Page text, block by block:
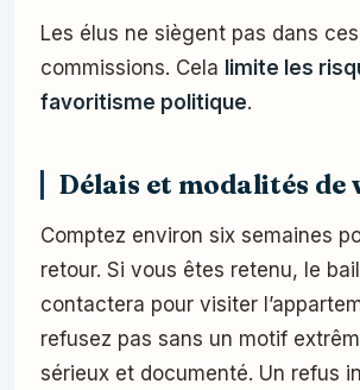
Les élus ne siègent pas dans ces
commissions. Cela limite les
favoritisme politique.
Délais et modalités de
Comptez environ six semaines
retour. Si vous êtes retenu, le
contactera pour visiter
refusez pas sans un motif
sérieux et documenté. Un refus